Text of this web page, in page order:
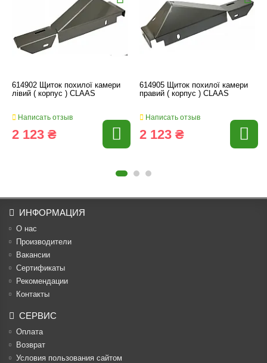
614902 Щиток похилої камери
лівий ( корпус ) CLAAS
Написать отзыв
2 123 ₴
614905 Щиток похилої камери
правий ( корпус ) CLAAS
Написать отзыв
2 123 ₴
ИНФОРМАЦИЯ
О нас
Производители
Вакансии
Cертификаты
Рекомендации
Контакты
СЕРВИС
Оплата
Возврат
Условия пользования сайтом